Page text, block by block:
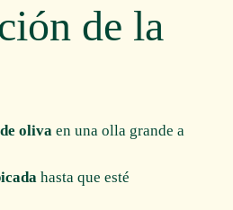
de la
oliva en una olla grande a
hasta que esté